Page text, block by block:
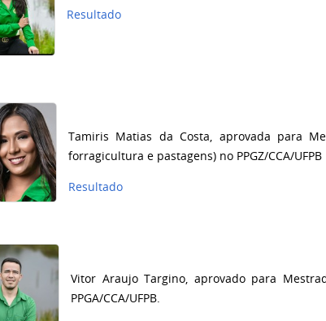
Resultado
Tamiris Matias da Costa, aprovada para
forragicultura e pastagens) no PPGZ/CCA/UFPB
Resultado
Vitor Araujo Targino, aprovado para
PPGA/CCA/UFPB.